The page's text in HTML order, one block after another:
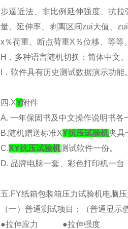
步逼近法、非比例延伸强度、抗
量、延伸率、剥离区间zui大值、
x％荷重、断点荷重X％位移、等等
H．多种语言随机切换：简体中文
I．软件具有历史测试数据演示功能。
四.XY附件
A. 一年保固书及中文操作说明书各
B.随机赠送标准XY抗压试验机夹具
C.XY抗压试验机测试软件一份。
D. 品牌电脑一套、彩色打印机一台
五.FY纸箱包装箱压力试验机电脑
（一）普通测试项目：（普通显示
●拉伸应力 ●拉伸强度